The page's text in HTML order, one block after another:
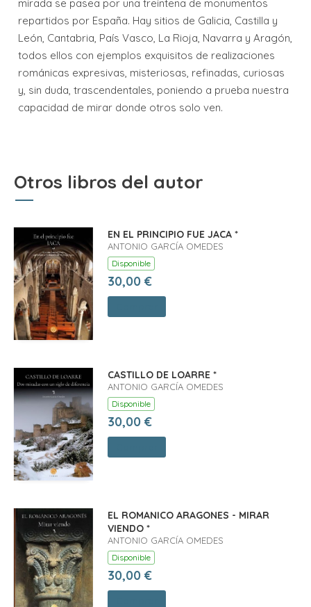
mirada se pasea por una treintena de monumentos
repartidos por España. Hay sitios de Galicia, Castilla y
León, Cantabria, País Vasco, La Rioja, Navarra y Aragón,
todos ellos con ejemplos exquisitos de realizaciones
románicas expresivas, misteriosas, refinadas, curiosas
y, sin duda, trascendentales, poniendo a prueba nuestra
capacidad de mirar donde otros solo ven.
Otros libros del autor
EN EL PRINCIPIO FUE JACA *
ANTONIO GARCÍA OMEDES
Disponible
30,00 €
CASTILLO DE LOARRE *
ANTONIO GARCÍA OMEDES
Disponible
30,00 €
EL ROMANICO ARAGONES - MIRAR
VIENDO *
ANTONIO GARCÍA OMEDES
Disponible
30,00 €